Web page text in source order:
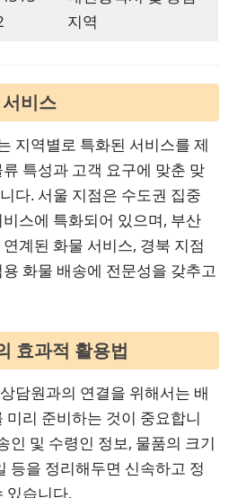
지역
비스
지역별로 특화된 서비스를 제
특성과 고객 요구에 맞춘 맞
다. 서울 지점은 수도권 집중
스에 특화되어 있으며, 부산
계된 화물 서비스, 경북 지점
화물 배송에 전문성을 갖추고
효과적 활용법
담원과의 연결을 위해서는 배
미리 준비하는 것이 중요합니
인 및 수령인 정보, 물품의 크기
등을 정리해두면 신속하고 정
있습니다.